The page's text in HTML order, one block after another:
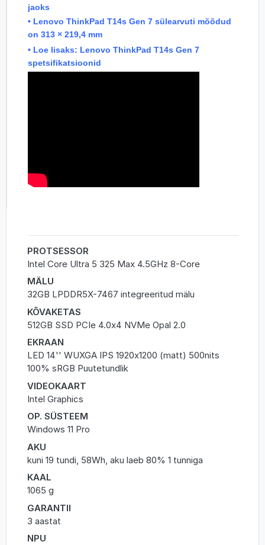
jaoks
• Lenovo ThinkPad T14s Gen 7 sülearvuti mõõdud
on 313 × 219,4 mm
• Loe lisaks: Lenovo ThinkPad T14s Gen 7
spetsifikatsioonid
PROTSESSOR
Intel Core Ultra 5 325 Max 4.5GHz 8-Core
MÄLU
32GB LPDDR5X-7467 integreeritud mälu
KÕVAKETAS
512GB SSD PCIe 4.0x4 NVMe Opal 2.0
EKRAAN
LED 14'' WUXGA IPS 1920x1200 (matt) 500nits
100% sRGB Puutetundlik
VIDEOKAART
Intel Graphics
OP. SÜSTEEM
Windows 11 Pro
AKU
kuni 19 tundi, 58Wh, aku laeb 80% 1 tunniga
KAAL
1065 g
GARANTII
3 aastat
NPU